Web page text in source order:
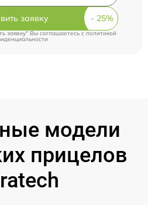
заявку
заявку" Вы соглашаетесь cполитикой
модели
прицелов